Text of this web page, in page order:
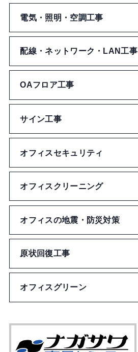
デコレーション
切る・とじる
チケットケース
ステッカー
ワッペン・ネーム
バッジ
メガネ拭き
キッチン用品
インテリア
その他雑貨
アクセサリー
電気・照明・空調工事
配線・ネットワーク・LAN工事
OAフロア工事
サイン工事
オフィスセキュリティ
オフィスクリーニング
オフィスの地震・防災対策
原状回復工事
オフィスグリーン